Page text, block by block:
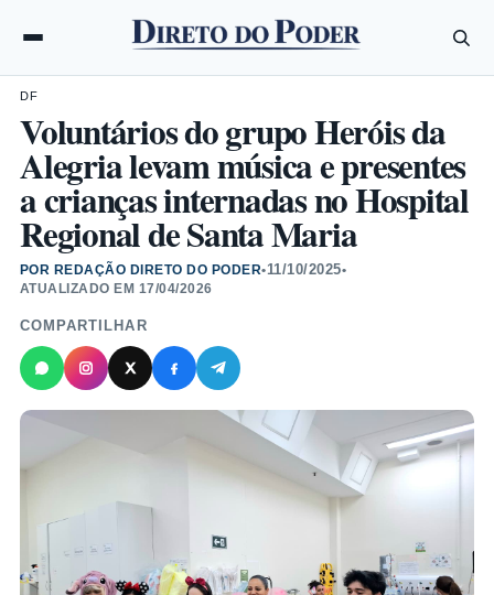
DF
Voluntários do grupo Heróis da
Alegria levam música e presentes
a crianças internadas no Hospital
Regional de Santa Maria
POR REDAÇÃO DIRETO DO PODER•11/10/2025•
ATUALIZADO EM 17/04/2026
COMPARTILHAR